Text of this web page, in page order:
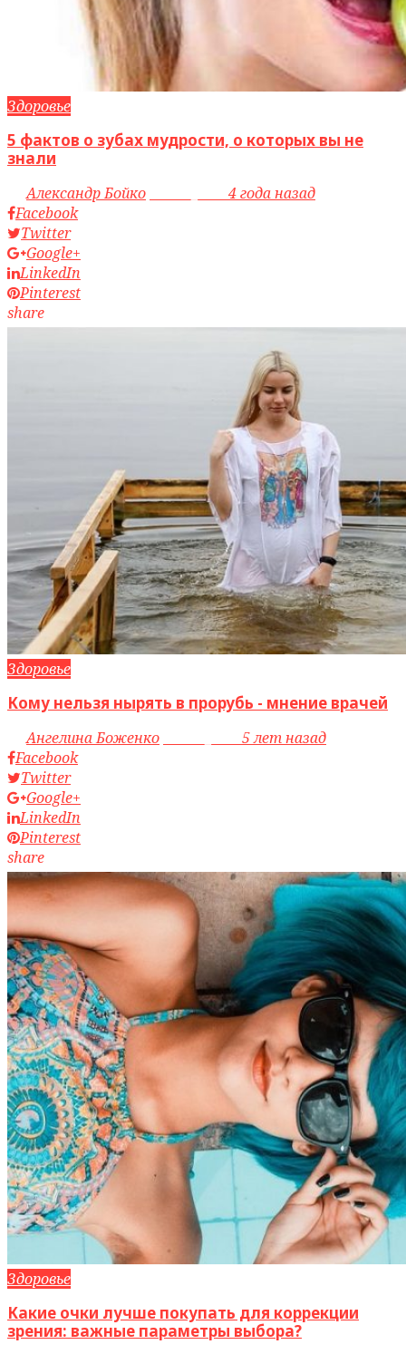
Здоровье
5 фактов о зубах мудрости, о которых вы не
знали
byАлександр Бойко
4 года назад
Facebook
Twitter
Google+
LinkedIn
Pinterest
share
Здоровье
Кому нельзя нырять в прорубь - мнение врачей
byАнгелина Боженко
5 лет назад
Facebook
Twitter
Google+
LinkedIn
Pinterest
share
Здоровье
Какие очки лучше покупать для коррекции
зрения: важные параметры выбора?